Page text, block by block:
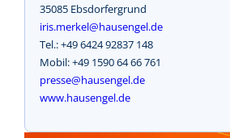
35085 Ebsdorfergrund
iris.merkel@hausengel.de
Tel.: +49 6424 92837 148
Mobil: +49 1590 64 66 761
presse@hausengel.de
www.hausengel.de